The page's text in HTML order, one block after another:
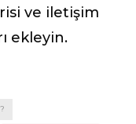
ve iletişim
ekleyin.